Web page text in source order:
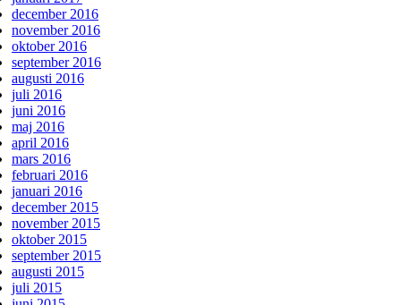
december 2016
november 2016
oktober 2016
september 2016
augusti 2016
juli 2016
juni 2016
maj 2016
april 2016
mars 2016
februari 2016
januari 2016
december 2015
november 2015
oktober 2015
september 2015
augusti 2015
juli 2015